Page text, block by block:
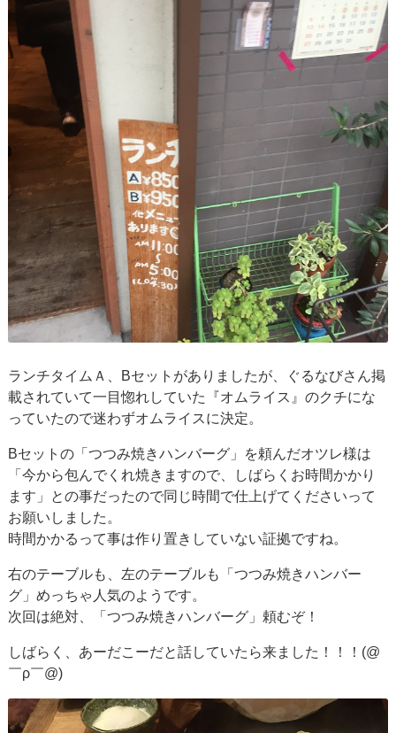
ランチタイムＡ、Bセットがありましたが、ぐるなびさん掲
載されていて一目惚れしていた『オムライス』のクチにな
っていたので迷わずオムライスに決定。
Bセットの「つつみ焼きハンバーグ」を頼んだオツレ様は
「今から包んでくれ焼きますので、しばらくお時間かかり
ます」との事だったので同じ時間で仕上げてくださいって
お願いしました。
時間かかるって事は作り置きしていない証拠ですね。
右のテーブルも、左のテーブルも「つつみ焼きハンバー
グ」めっちゃ人気のようです。
次回は絶対、「つつみ焼きハンバーグ」頼むぞ！
しばらく、あーだこーだと話していたら来ました！！！(@
￣ρ￣@)